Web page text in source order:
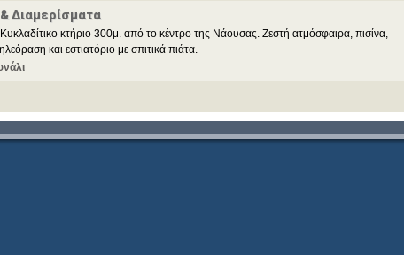
Διαμερίσματα
κτήριο 300μ. από το κέντρο της Νάουσας. Ζεστή ατμόσφαιρα, πισίνα,
και εστιατόριο με σπιτικά πιάτα.